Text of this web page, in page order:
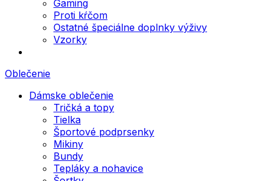
Gaming
Proti kŕčom
Ostatné špeciálne doplnky výživy
Vzorky
Oblečenie
Dámske oblečenie
Tričká a topy
Tielka
Športové podprsenky
Mikiny
Bundy
Tepláky a nohavice